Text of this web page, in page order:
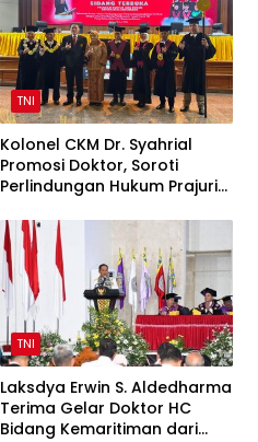
TNI
Kolonel CKM Dr. Syahrial
Promosi Doktor, Soroti
Perlindungan Hukum Prajurit
TNI
Laksdya Erwin S. Aldedharma
Terima Gelar Doktor HC
Bidang Kemaritiman dari